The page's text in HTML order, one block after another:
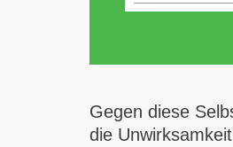
Gegen diese
die